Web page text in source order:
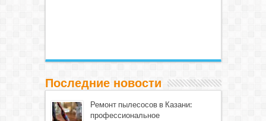
Последние новости
Ремонт пылесосов в Казани:
профессиональное